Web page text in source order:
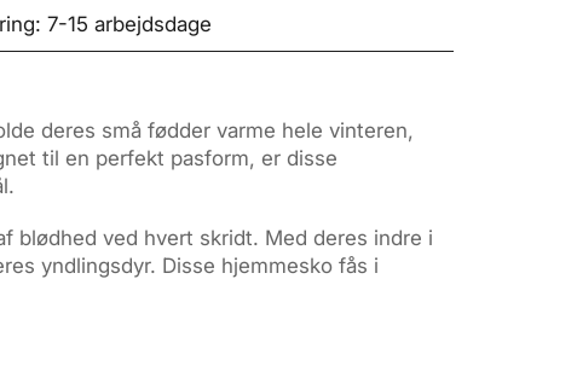
7-15 arbejdsdage
deres små fødder varme hele vinteren,
til en perfekt pasform, er disse
blødhed ved hvert skridt. Med deres indre i
yndlingsdyr. Disse hjemmesko fås i